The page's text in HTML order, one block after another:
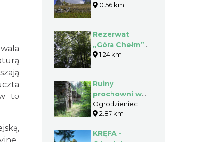
to
0.56 km
Rezerwat
„Góra Chełm”
w Hutkach
1.24 km
Ruiny
prochowni w
Ogrodzieńcu
Ogrodzieniec
2.87 km
KRĘPA -